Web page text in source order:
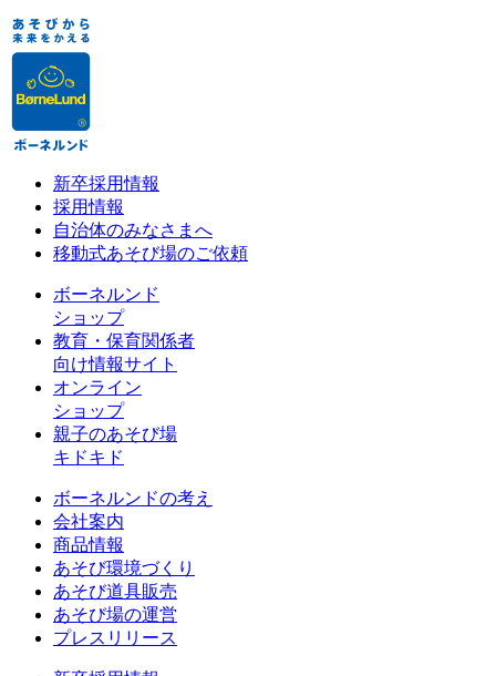
新卒採用情報
採用情報
自治体のみなさまへ
移動式あそび場のご依頼
ボーネルンド
ショップ
教育・保育関係者
向け情報サイト
オンライン
ショップ
親子のあそび場
キドキド
ボーネルンドの考え
会社案内
商品情報
あそび環境づくり
あそび道具販売
あそび場の運営
プレスリリース